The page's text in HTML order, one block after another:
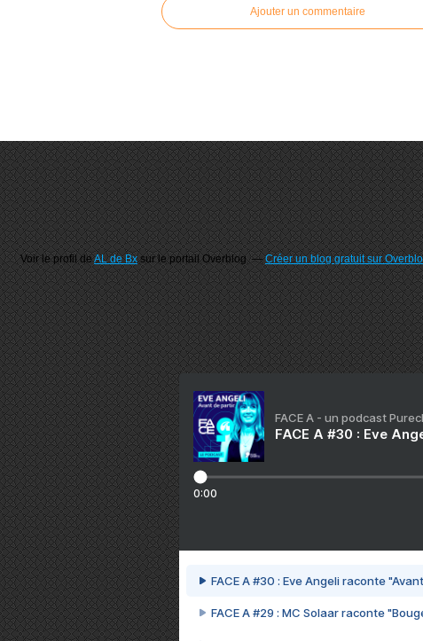
Ajouter un commentaire
Voir le profil deAL de Bxsur le portail Overblog Créer un blog gratuit sur
FACE A - un podcast
FACE A #30 : Eve
0:00
FACE A #30 : Eve Angeli raconte
FACE A #29 : MC Solaar raconte